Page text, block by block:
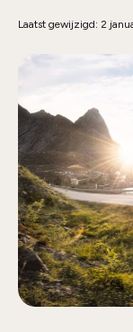
Laatst gewijzigd: 2